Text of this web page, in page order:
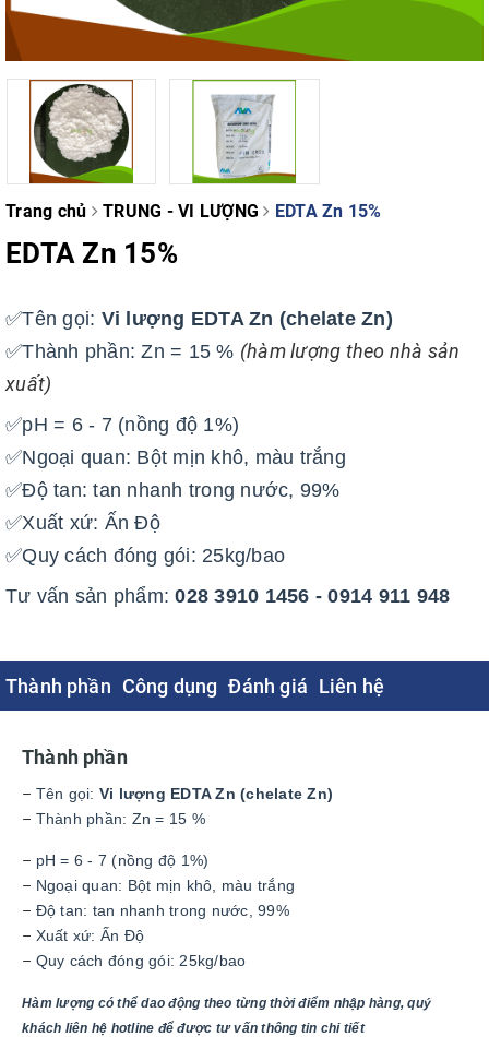
Trang chủ TRUNG - VI LƯỢNG EDTA Zn 15%
EDTA Zn 15%
✅Tên gọi: Vi lượng EDTA Zn (chelate Zn)
✅Thành phần: Zn = 15 % (hàm lượng theo nhà sản
xuất)
✅pH = 6 - 7 (nồng độ 1%)
✅Ngoại quan: Bột mịn khô, màu trắng
✅Độ tan: tan nhanh trong nước, 99%
✅Xuất xứ: Ấn Độ
✅Quy cách đóng gói: 25kg/bao
Tư vấn sản phẩm:028 3910 1456 - 0914 911 948
Thành phần Công dụng Đánh giá Liên hệ
Thành phần
– Tên gọi: Vi lượng EDTA Zn (chelate Zn)
– Thành phần: Zn = 15 %
– pH = 6 - 7 (nồng độ 1%)
– Ngoại quan: Bột mịn khô, màu trắng
– Độ tan: tan nhanh trong nước, 99%
– Xuất xứ: Ấn Độ
– Quy cách đóng gói: 25kg/bao
Hàm lượng có thể dao động theo từng thời điểm nhập hàng, quý
khách liên hệ hotline để được tư vấn thông tin chi tiết